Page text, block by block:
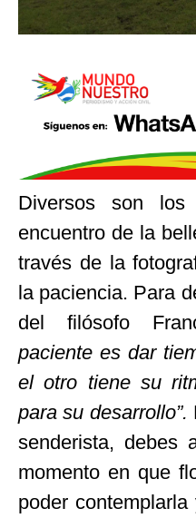
Diversos son
encuentro de la
través de la
la paciencia. Para
del filósofo
paciente es dar
el otro tiene su
para su desarrollo”.
senderista, debes
momento en que
poder